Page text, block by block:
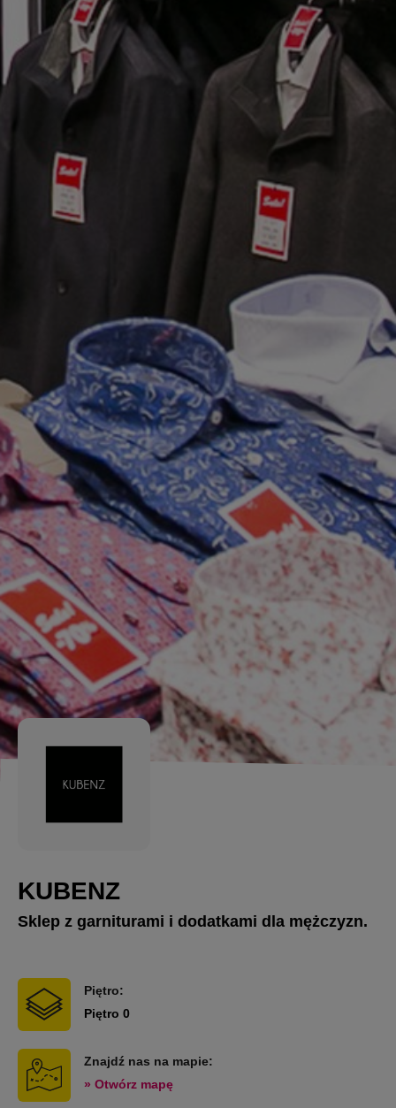
KUBENZ
Sklep z garniturami i dodatkami dla mężczyzn.
Piętro:
Piętro 0
Znajdź nas na mapie:
» Otwórz mapę